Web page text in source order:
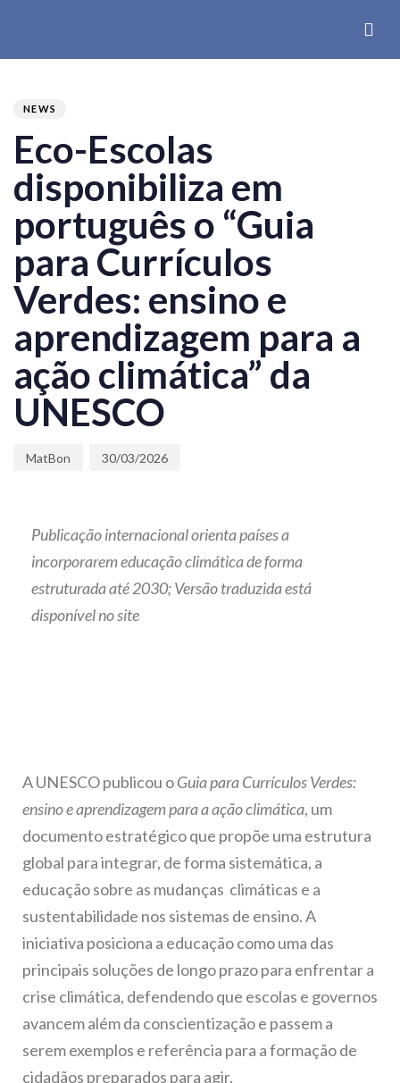
NEWS
Eco-Escolas
disponibiliza em
português o “Guia
para Currículos
Verdes: ensino e
aprendizagem para a
ação climática” da
UNESCO
MatBon 30/03/2026
Publicação internacional orienta países a
incorporarem educação climática de forma
estruturada até 2030; Versão traduzida está
disponível no site
A UNESCO publicou oGuia para Currículos Verdes:
ensino e aprendizagem para a ação climática, um
documento estratégico que propõe uma estrutura
global para integrar, de forma sistemática, a
educação sobre as mudanças climáticas e a
sustentabilidade nos sistemas de ensino. A
iniciativa posiciona a educação como uma das
principais soluções de longo prazo para enfrentar a
crise climática, defendendo que escolas e governos
avancem além da conscientização e passem a
serem exemplos e referência para a formação de
cidadãos preparados para agir.